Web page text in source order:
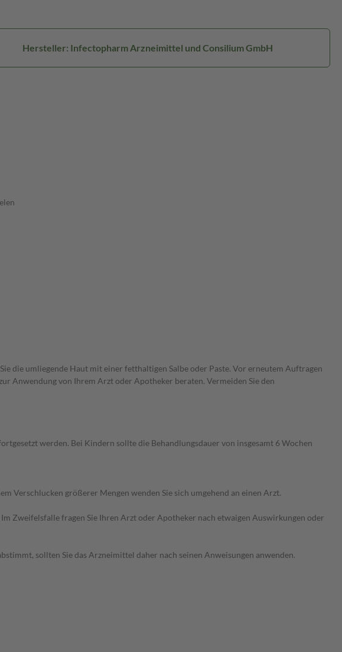
Hersteller: Infectopharm Arzneimittel und Consilium GmbH
die umliegende Haut mit einer fetthaltigen Salbe oder Paste. Vor erneutem Auftragen
Anwendung von Ihrem Arzt oder Apotheker beraten. Vermeiden Sie den
werden. Bei Kindern sollte die Behandlungsdauer von insgesamt 6 Wochen
Verschlucken größerer Mengen wenden Sie sich umgehend an einen Arzt.
Zweifelsfalle fragen Sie Ihren Arzt oder Apotheker nach etwaigen Auswirkungen oder
sollten Sie das Arzneimittel daher nach seinen Anweisungen anwenden.